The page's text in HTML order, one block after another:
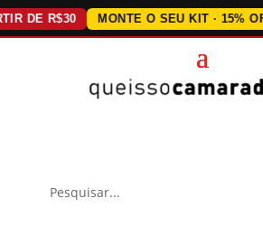
R$30 MONTE O SEU KIT · 15% OFF